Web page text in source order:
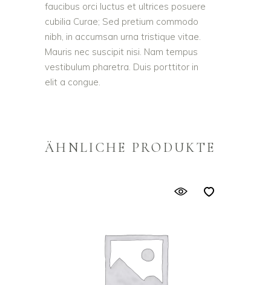
faucibus orci luctus et ultrices posuere
cubilia Curae; Sed pretium commodo
nibh, in accumsan urna tristique vitae.
Mauris nec suscipit nisi. Nam tempus
vestibulum pharetra. Duis porttitor in
elit a congue.
ÄHNLICHE PRODUKTE